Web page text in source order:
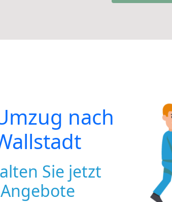
nach
Sie jetzt
Angebote